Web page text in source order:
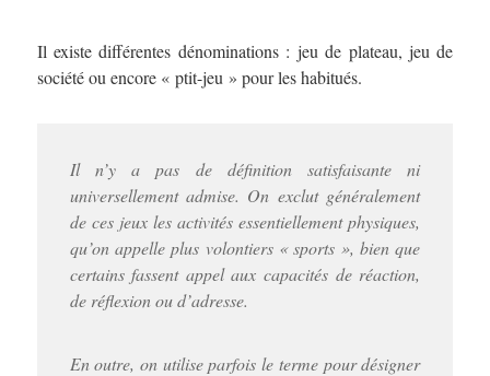
Il existe différentes dénominations : jeu de plateau, jeu de
société ou encore « ptit-jeu » pour les habitués.
Il n’y a pas de définition satisfaisante ni
universellement admise. On exclut généralement
de ces jeux les activités essentiellement physiques,
qu’on appelle plus volontiers « sports », bien que
certains fassent appel aux capacités de réaction,
de réflexion ou d’adresse.
En outre, on utilise parfois le terme pour désigner